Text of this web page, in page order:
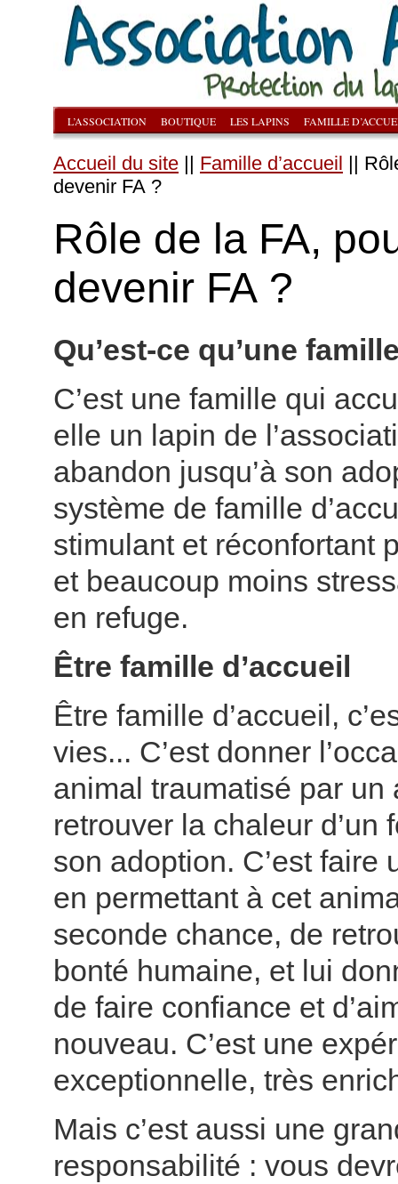
L’ASSOCIATION BOUTIQUE LES LAPINS FAMILLE
Accueil du site || Famille d’accueil ||
devenir FA ?
Rôle de la FA,
devenir FA ?
Qu’est-ce qu’une
C’est une famille qui
elle un lapin de
abandon jusqu’à son
système de famille
stimulant et réconfortant
et beaucoup moins
en refuge.
Être famille d’accueil
Être famille d’accueil,
vies... C’est donner
animal traumatisé par un
retrouver la chaleur d’un
son adoption. C’est faire
en permettant à cet
seconde chance, de
bonté humaine, et lui
de faire confiance et
nouveau. C’est une
exceptionnelle, très
Mais c’est aussi une
responsabilité : vous